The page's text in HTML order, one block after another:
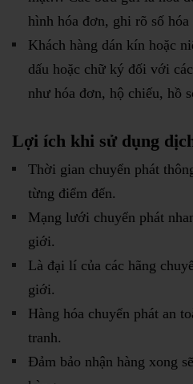
hình hóa đơn, ghi rõ số
Khách hàng dán kín hoặc
dấu hoặc chữ ký đối với
như hóa đơn, hộ chiếu, hồ
Lợi ích khi sử dụng
Thời gian chuyển phát
từng điểm đến.
Mạng lưới chuyển phát
giới.
Là đại lí của các hãng
giới.
Hàng hóa chuyển phát an
tranh.
Đảm bảo nhận hàng xong